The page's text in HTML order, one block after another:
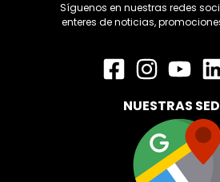
Síguenos en nuestras redes
enteres de noticias,
NUESTRAS